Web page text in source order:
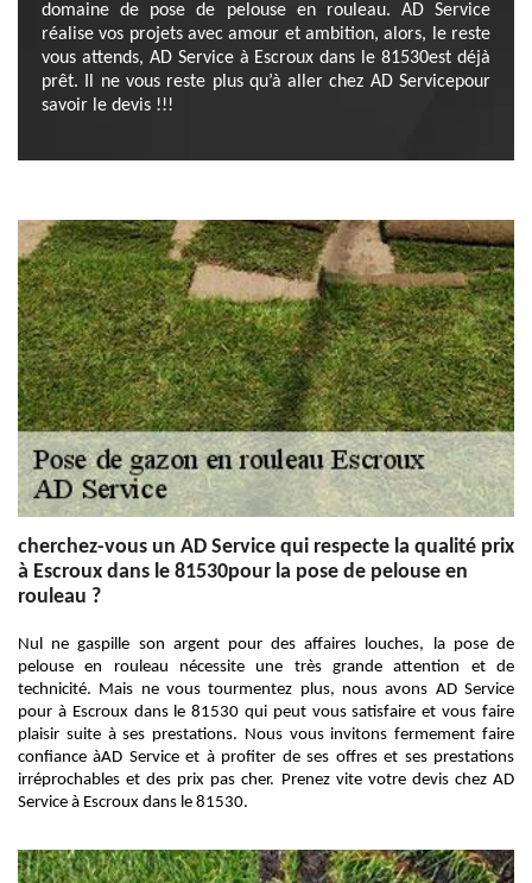
domaine de pose de pelouse en rouleau. AD Service
réalise vos projets avec amour et ambition, alors, le reste
vous attends, AD Service à Escroux dans le 81530est déjà
prêt. Il ne vous reste plus qu’à aller chez AD Servicepour
savoir le devis !!!
cherchez-vous un AD Service qui respecte la qualité prix
à Escroux dans le 81530pour la pose de pelouse en
rouleau ?
Nul ne gaspille son argent pour des affaires louches, la pose de
pelouse en rouleau nécessite une très grande attention et de
technicité. Mais ne vous tourmentez plus, nous avons AD Service
pour à Escroux dans le 81530 qui peut vous satisfaire et vous faire
plaisir suite à ses prestations. Nous vous invitons fermement faire
confiance àAD Service et à profiter de ses offres et ses prestations
irréprochables et des prix pas cher. Prenez vite votre devis chez AD
Service à Escroux dans le 81530.